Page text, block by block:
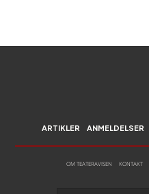
ARTIKLER ANMELDELSER
OM TEATERAVISEN KONTAKT